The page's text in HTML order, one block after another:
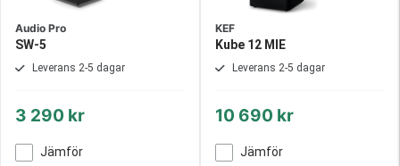
Audio Pro
SW-5
Leverans 2-5 dagar
3 290 kr
Jämför
KEF
Kube 12 MIE
Leverans 2-5 dagar
10 690 kr
Jämför